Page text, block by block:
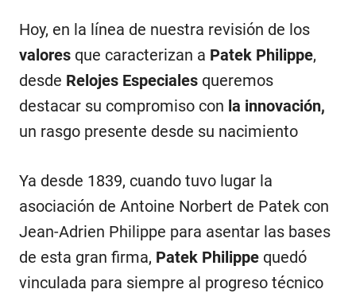
Hoy, en la línea de nuestra revisión de los
valores que caracterizan a Patek Philippe,
desde Relojes Especiales queremos
destacar su compromiso con la innovación,
un rasgo presente desde su nacimiento
Ya desde 1839, cuando tuvo lugar la
asociación de Antoine Norbert de Patek con
Jean-Adrien Philippe para asentar las bases
de esta gran firma, Patek Philippe quedó
vinculada para siempre al progreso técnico